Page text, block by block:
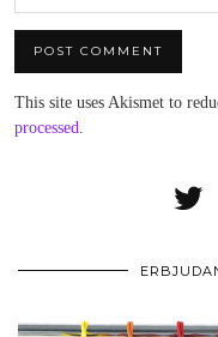
This site uses Akismet to
processed